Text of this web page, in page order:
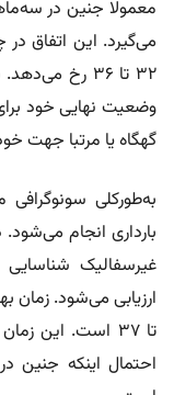
معمولا جنین در
می‌گیرد. این اتفاق
وضعیت نهایی خود
گهگاه یا مرتبا جهت
غیرسفالیک
تا ۳۷ است. این
احتمال اینکه جنین